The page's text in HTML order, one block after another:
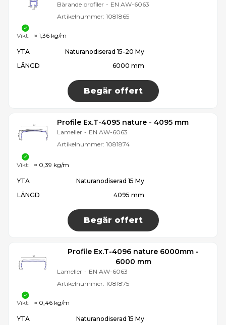
Bärande profiler - EN AW-6063
Artikelnummer: 1081865
YTA
Naturanodiserad 15-20 My
LÄNGD
6000 mm
Begär offert
Vikt: ≈ 1,36 kg/m
Profile Ex.T-4095 nature - 4095 mm
Lameller - EN AW-6063
Artikelnummer: 1081874
YTA
Naturanodiserad 15 My
LÄNGD
4095 mm
Begär offert
Vikt: ≈ 0,39 kg/m
Profile Ex.T-4096 nature 6000mm -
6000 mm
Lameller - EN AW-6063
Artikelnummer: 1081875
YTA
Naturanodiserad 15 My
Vikt: ≈ 0,46 kg/m